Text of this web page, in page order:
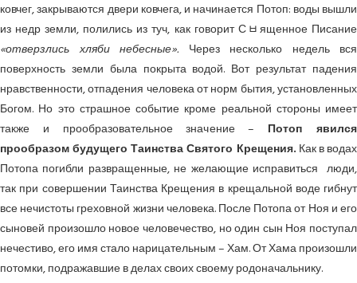
ковчег, закрываются двери ковчега, и начинается Потоп: воды вышли
из недр земли, полились из туч, как говорит Сﾲященное Писание
«отверзлись хляби небесные». Через несколько недель вся
поверхность земли была покрыта водой. Вот результат падения
нравственности, отпадения человека от норм бытия, установленных
Богом. Но это страшное событие кроме реальной стороны имеет
также и прообразовательное значение – Потоп явился
прообразом будущего Таинства Святого Крещения. Как в водах
Потопа погибли развращенные, не желающие исправиться люди,
так при совершении Таинства Крещения в крещальной воде гибнут
все нечистоты греховной жизни человека. После Потопа от Ноя и его
сыновей произошло новое человечество, но один сын Ноя поступал
нечестиво, его имя стало нарицательным – Хам. От Хама произошли
потомки, подражавшие в делах своих своему родоначальнику.